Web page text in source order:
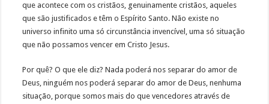
que acontece com os cristãos, genuinamente cristãos, aqueles
que são justificados e têm o Espírito Santo. Não existe no
universo infinito uma só circunstância invencível, uma só situação
que não possamos vencer em Cristo Jesus.
Por quê? O que ele diz? Nada poderá nos separar do amor de
Deus, ninguém nos poderá separar do amor de Deus, nenhuma
situação, porque somos mais do que vencedores através de